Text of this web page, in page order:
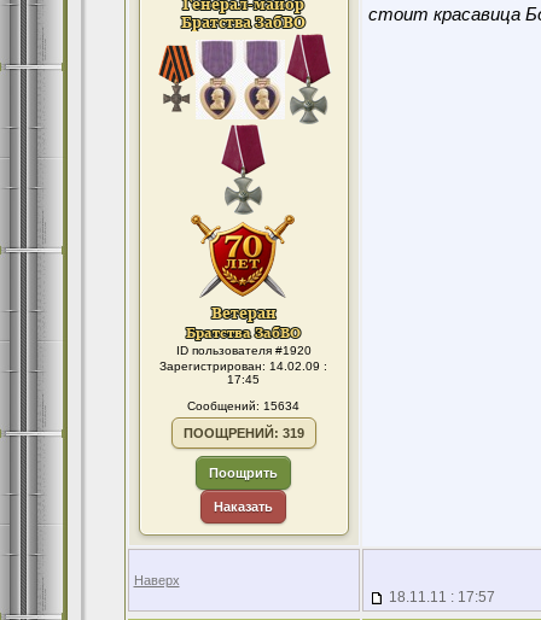
ID пользователя #1920
Зарегистрирован: 14.02.09 :
17:45
Сообщений: 15634
ПООЩРЕНИЙ: 319
Поощрить
Наказать
стоит красавица
Наверх
18.11.11 : 17:57